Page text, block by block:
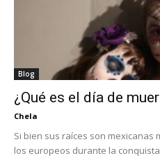
Blog
¿Qué es el día de
Chela
Si bien sus raíces son
los europeos durante la